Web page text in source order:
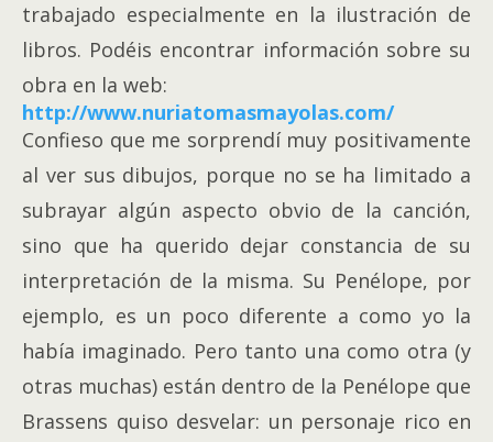
trabajado especialmente en la ilustración de
libros. Podéis encontrar información sobre su
obra en la web:
http://www.nuriatomasmayolas.com/
Confieso que me sorprendí muy positivamente
al ver sus dibujos, porque no se ha limitado a
subrayar algún aspecto obvio de la canción,
sino que ha querido dejar constancia de su
interpretación de la misma. Su Penélope, por
ejemplo, es un poco diferente a como yo la
había imaginado. Pero tanto una como otra (y
otras muchas) están dentro de la Penélope que
Brassens quiso desvelar: un personaje rico en